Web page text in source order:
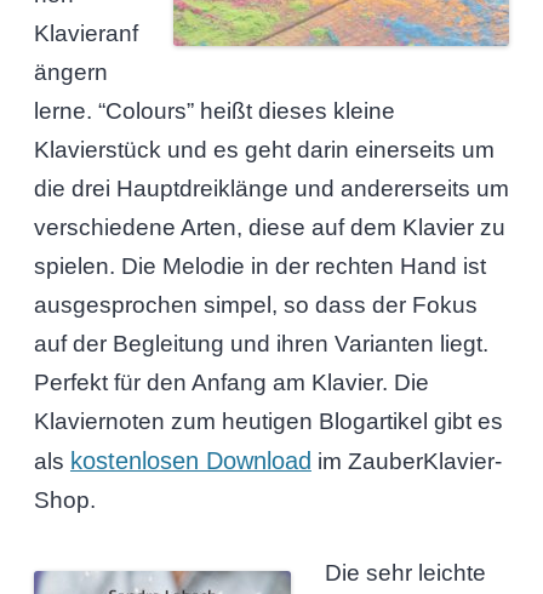
Klavieranf
ängern
lerne. “Colours” heißt dieses kleine
Klavierstück und es geht darin einerseits um
die drei Hauptdreiklänge und andererseits um
verschiedene Arten, diese auf dem Klavier zu
spielen. Die Melodie in der rechten Hand ist
ausgesprochen simpel, so dass der Fokus
auf der Begleitung und ihren Varianten liegt.
Perfekt für den Anfang am Klavier. Die
Klaviernoten zum heutigen Blogartikel gibt es
als kostenlosen Download im ZauberKlavier-
Shop.
Die sehr leichte